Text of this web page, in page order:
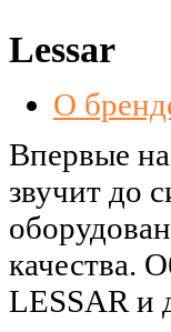
Lessar
О
Впервые
звучит до
качества.
LESSAR и